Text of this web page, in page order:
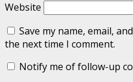
Website
Save my name, email,
the next time I comment.
Notify me of follow-up